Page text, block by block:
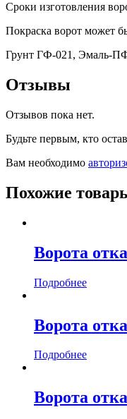
Сроки изготовления
Покраска ворот может
Грунт ГФ-021, Эмаль-
Отзывы
Отзывов пока нет.
Будьте первым, кто
Вам необходимо
Похожие
Ворота
Подробнее
Ворота
Подробнее
Ворота